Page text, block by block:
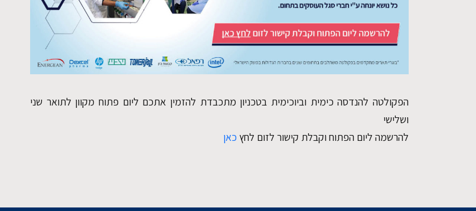
הפקולטה להנדסה כימית וביוכימית בטכניון מתכבדת להזמין אתכם ליום פתוח מקוון לתואר שני
ושלישי
להרשמה ליום הפתוח וקבלת קישור לזום לחץ כאן